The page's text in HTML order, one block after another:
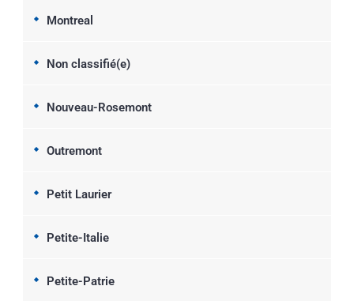
Montreal
Non classifié(e)
Nouveau-Rosemont
Outremont
Petit Laurier
Petite-Italie
Petite-Patrie